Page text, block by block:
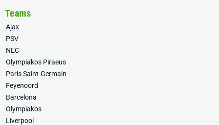
Teams
Ajax
PSV
NEC
Olympiakos Piraeus
Paris Saint-Germain
Feyenoord
Barcelona
Olympiakos
Liverpool